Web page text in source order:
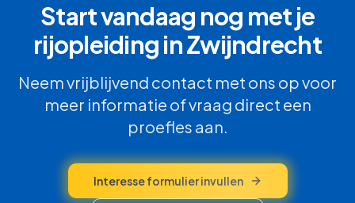
Start vandaag nog met je
rijopleiding inZwijndrecht
Neem vrijblijvend contact met ons op voor
meer informatie of vraag direct een
proefles aan.
Interesse formulier invullen